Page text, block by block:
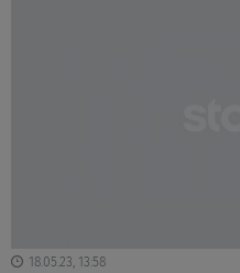
18.05.23, 13:58